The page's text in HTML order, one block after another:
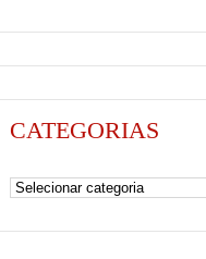
CATEGORIAS